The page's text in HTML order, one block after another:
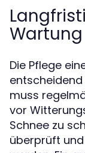
Die Pflege
entscheidend
muss
vor
Schnee zu
überprüft